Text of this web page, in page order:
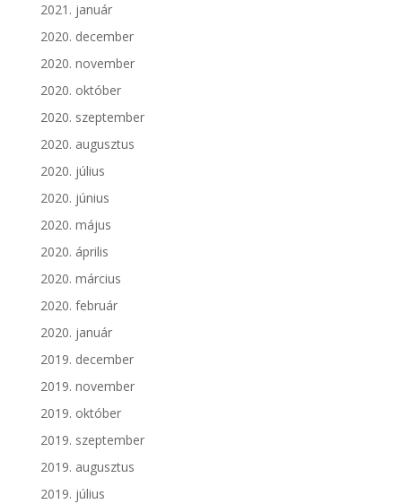
2021. január
2020. december
2020. november
2020. október
2020. szeptember
2020. augusztus
2020. július
2020. június
2020. május
2020. április
2020. március
2020. február
2020. január
2019. december
2019. november
2019. október
2019. szeptember
2019. augusztus
2019. július